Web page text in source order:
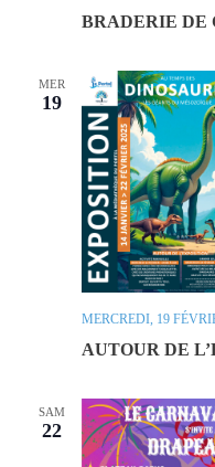
BRADERIE DE
MER
19
AUTOUR DE
MERCREDI, 19
SAM
22